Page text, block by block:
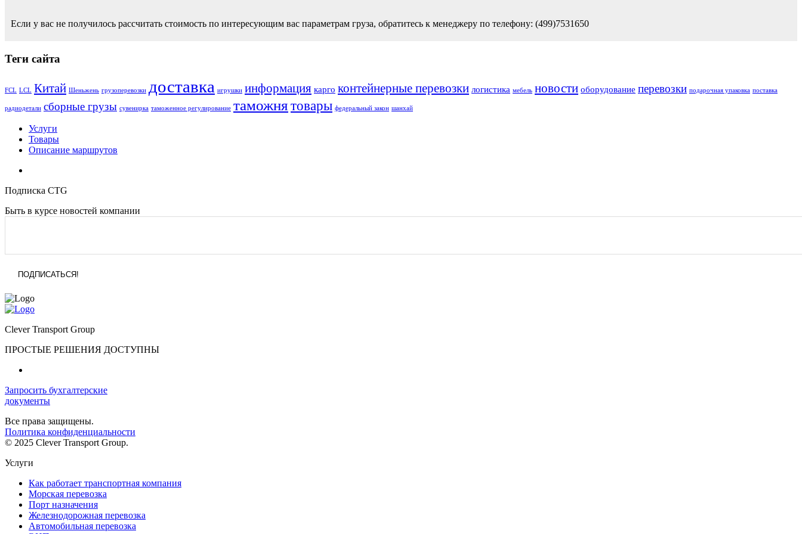
Если у вас не получилось рассчитать стоимость по интересующим вас параметрам груза, обратитесь к менеджеру по телефону: (499)7531650
Теги сайта
FCL LCL Китай Шеньжень грузоперевозки доставка игрушки информация карго контейнерные перевозки логистика мебель новости оборудование перевозки подарочная упаковка поставка
радиодетали сборные грузы сувенирка таможенное регулирование таможнятовары федеральный закон шанхай
Услуги
Товары
Описание маршрутов
Подписка CTG
Быть в курсе новостей компании
Clever Transport Group
ПРОСТЫЕ РЕШЕНИЯ ДОСТУПНЫ
Запросить бухгалтерские
документы
Все права защищены.
Политика конфиденциальности
© 2025 Clever Transport Group.
Услуги
Как работает транспортная компания
Морская перевозка
Порт назначения
Железнодорожная перевозка
Автомобильная перевозка